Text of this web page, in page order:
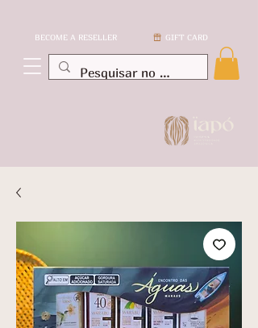
GIFT CARD
BECOME A RESELLER